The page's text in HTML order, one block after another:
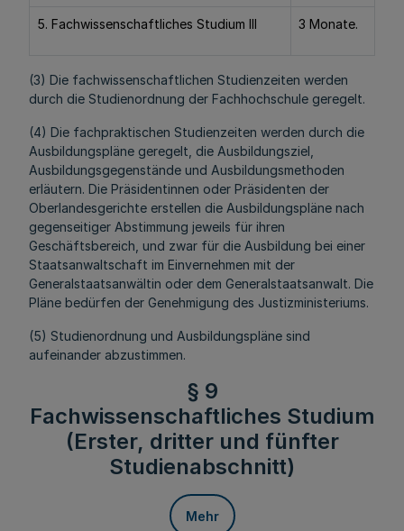
5. Fachwissenschaftliches Studium III 3 Monate.
(3) Die fachwissenschaftlichen Studienzeiten werden
durch die Studienordnung der Fachhochschule geregelt.
(4) Die fachpraktischen Studienzeiten werden durch die
Ausbildungspläne geregelt, die Ausbildungsziel,
Ausbildungsgegenstände und Ausbildungsmethoden
erläutern. Die Präsidentinnen oder Präsidenten der
Oberlandesgerichte erstellen die Ausbildungspläne nach
gegenseitiger Abstimmung jeweils für ihren
Geschäftsbereich, und zwar für die Ausbildung bei einer
Staatsanwaltschaft im Einvernehmen mit der
Generalstaatsanwältin oder dem Generalstaatsanwalt. Die
Pläne bedürfen der Genehmigung des Justizministeriums.
(5) Studienordnung und Ausbildungspläne sind
aufeinander abzustimmen.
§ 9
Fachwissenschaftliches Studium
(Erster, dritter und fünfter
Studienabschnitt)
Mehr